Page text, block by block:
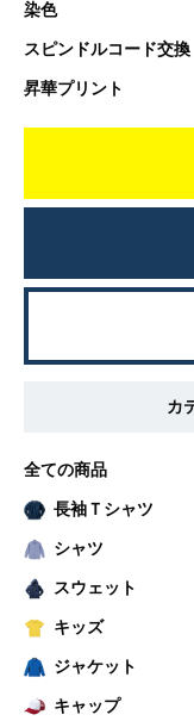
染色
スピンドルコード交換
昇華プリント
カ
全ての商品
長袖Ｔシャツ
シャツ
スウェット
キッズ
ジャケット
キャップ